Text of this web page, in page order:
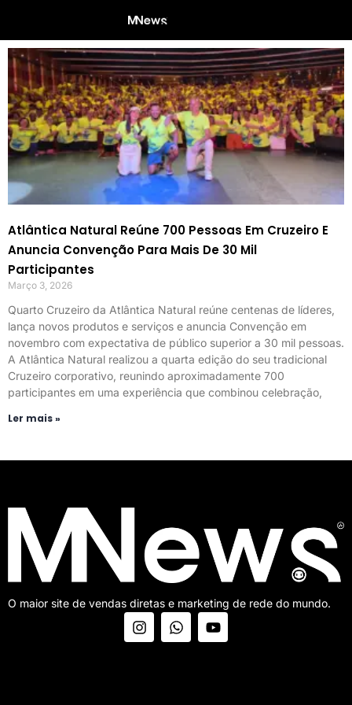
Atlântica Natural Reúne 700 Pessoas Em Cruzeiro E
Anuncia Convenção Para Mais De 30 Mil
Participantes
Março 3, 2026
Quarto Cruzeiro da Atlântica Natural reúne centenas de líderes,
lança novos produtos e serviços e anuncia Convenção em
novembro com expectativa de público superior a 30 mil pessoas.
A Atlântica Natural realizou a quarta edição do seu tradicional
Cruzeiro corporativo, reunindo aproximadamente 700
participantes em uma experiência que combinou celebração,
Ler mais »
O maior site de vendas diretas e marketing de rede do mundo.